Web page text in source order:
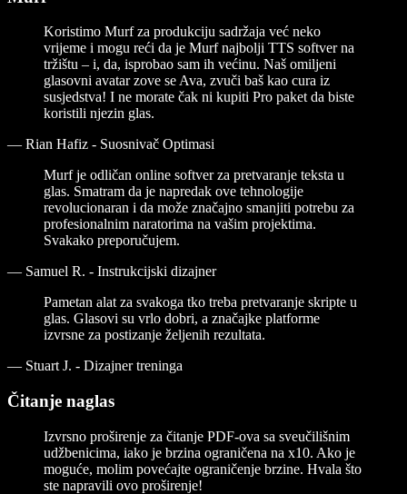
Koristimo Murf za produkciju sadržaja već neko
vrijeme i mogu reći da je Murf najbolji TTS softver na
tržištu – i, da, isprobao sam ih većinu. Naš omiljeni
glasovni avatar zove se Ava, zvuči baš kao cura iz
susjedstva! I ne morate čak ni kupiti Pro paket da biste
koristili njezin glas.
— Rian Hafiz - Suosnivač Optimasi
Murf je odličan online softver za pretvaranje teksta u
glas. Smatram da je napredak ove tehnologije
revolucionaran i da može značajno smanjiti potrebu za
profesionalnim naratorima na vašim projektima.
Svakako preporučujem.
— Samuel R. - Instrukcijski dizajner
Pametan alat za svakoga tko treba pretvaranje skripte u
glas. Glasovi su vrlo dobri, a značajke platforme
izvrsne za postizanje željenih rezultata.
— Stuart J. - Dizajner treninga
Čitanje naglas
Izvrsno proširenje za čitanje PDF-ova sa sveučilišnim
udžbenicima, iako je brzina ograničena na x10. Ako je
moguće, molim povećajte ograničenje brzine. Hvala što
ste napravili ovo proširenje!